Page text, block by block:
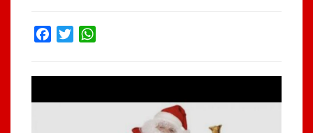
Facebook
Twitter